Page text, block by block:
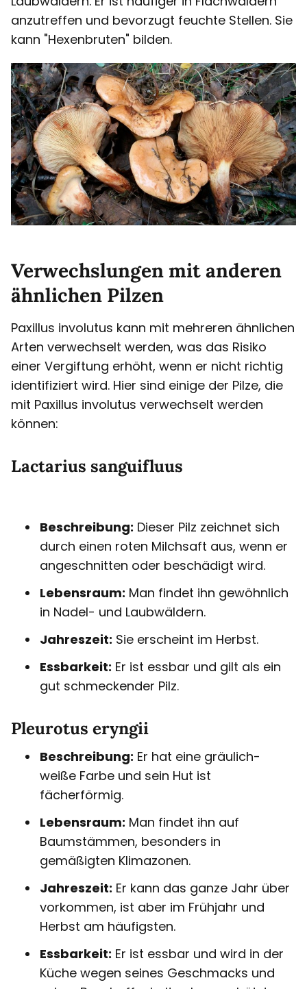
anzutreffen und bevorzugt feuchte Stellen. Sie
kann "Hexenbruten" bilden.
Verwechslungen mit anderen
ähnlichen Pilzen
Paxillus involutus kann mit mehreren ähnlichen
Arten verwechselt werden, was das Risiko
einer Vergiftung erhöht, wenn er nicht richtig
identifiziert wird. Hier sind einige der Pilze, die
mit Paxillus involutus verwechselt werden
können:
Lactarius sanguifluus
Beschreibung: Dieser Pilz zeichnet sich
durch einen roten Milchsaft aus, wenn er
angeschnitten oder beschädigt wird.
Lebensraum: Man findet ihn gewöhnlich
in Nadel- und Laubwäldern.
Jahreszeit: Sie erscheint im Herbst.
Essbarkeit: Er ist essbar und gilt als ein
gut schmeckender Pilz.
Pleurotus eryngii
Beschreibung: Er hat eine gräulich-
weiße Farbe und sein Hut ist
fächerförmig.
Lebensraum: Man findet ihn auf
Baumstämmen, besonders in
gemäßigten Klimazonen.
Jahreszeit: Er kann das ganze Jahr über
vorkommen, ist aber im Frühjahr und
Herbst am häufigsten.
Essbarkeit: Er ist essbar und wird in der
Küche wegen seines Geschmacks und